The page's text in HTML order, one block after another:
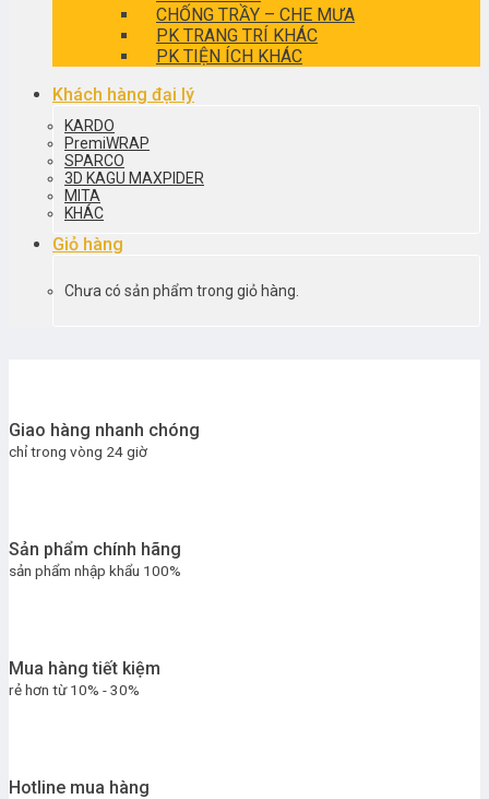
CHỐNG TRẦY – CHE MƯA
PK TRANG TRÍ KHÁC
PK TIỆN ÍCH KHÁC
Khách hàng đại lý
KARDO
PremiWRAP
SPARCO
3D KAGU MAXPIDER
MITA
KHÁC
Giỏ hàng
Chưa có sản phẩm trong giỏ hàng.
Giao hàng nhanh chóng
chỉ trong vòng 24 giờ
Sản phẩm chính hãng
sản phẩm nhập khẩu 100%
Mua hàng tiết kiệm
rẻ hơn từ 10% - 30%
Hotline mua hàng